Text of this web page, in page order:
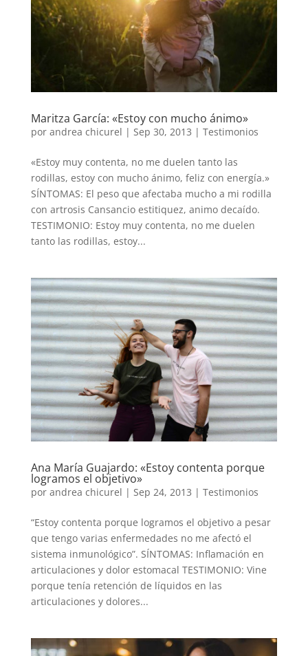
Maritza García: «Estoy con mucho ánimo»
por andrea chicurel | Sep 30, 2013 | Testimonios
«Estoy muy contenta, no me duelen tanto las
rodillas, estoy con mucho ánimo, feliz con energía.»
SÍNTOMAS: El peso que afectaba mucho a mi rodilla
con artrosis Cansancio estitiquez, animo decaído.
TESTIMONIO: Estoy muy contenta, no me duelen
tanto las rodillas, estoy...
Ana María Guajardo: «Estoy contenta porque
logramos el objetivo»
por andrea chicurel | Sep 24, 2013 | Testimonios
“Estoy contenta porque logramos el objetivo a pesar
que tengo varias enfermedades no me afectó el
sistema inmunológico”. SÍNTOMAS: Inflamación en
articulaciones y dolor estomacal TESTIMONIO: Vine
porque tenía retención de líquidos en las
articulaciones y dolores...